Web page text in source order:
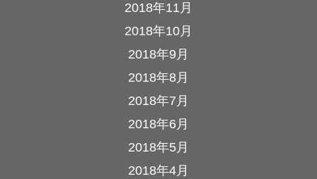
2018年11月
2018年10月
2018年9月
2018年8月
2018年7月
2018年6月
2018年5月
2018年4月